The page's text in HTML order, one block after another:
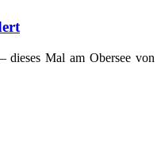
die­ses Mal am Ober­see von